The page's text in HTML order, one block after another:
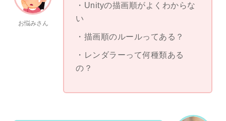
お悩みさん
Unityの描画順がよくわからな
い
描画順のルールってある？
レンダラーって何種類ある
の？